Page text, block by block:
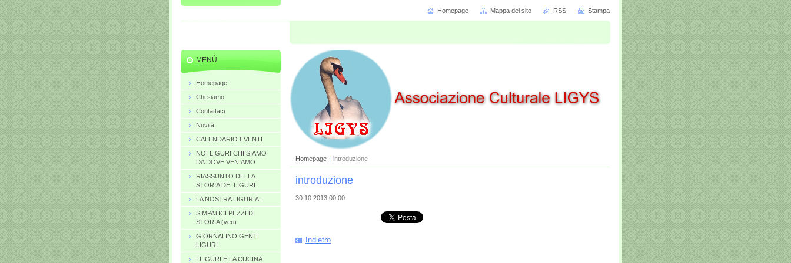
Homepage | introduzione
introduzione
30.10.2013 00:00
Indietro
MENÙ
Homepage
Chi siamo
Contattaci
Novità
CALENDARIO EVENTI
NOI LIGURI CHI SIAMO
DA DOVE VENIAMO
RIASSUNTO DELLA
STORIA DEI LIGURI
LA NOSTRA LIGURIA.
SIMPATICI PEZZI DI
STORIA (veri)
GIORNALINO GENTI
LIGURI
I LIGURI E LA CUCINA
Homepage Mappa del sito RSS Stampa